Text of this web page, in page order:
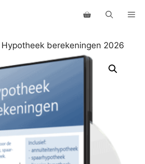
Hypotheek berekeningen 2026